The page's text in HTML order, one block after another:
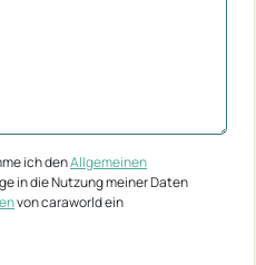
ich denAllgemeinen
in die Nutzung meiner Daten
von caraworld ein